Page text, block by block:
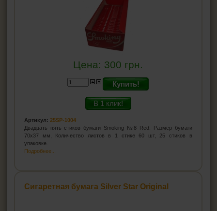
Цена: 300 грн.
Купить!
В 1 клик!
Артикул: 25SP-1004
Двадцать пять стиков бумаги Smoking №8 Red. Размер бумаги
70х37 мм, Количество листов в 1 стике 60 шт, 25 стиков в
упаковке.
Подробнее...
Сигаретная бумага Silver Star Original